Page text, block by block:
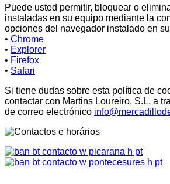
Puede usted permitir, bloquear o
instaladas en su equipo mediante la
opciones del navegador instalado en
• Chrome
• Explorer
• Firefox
• Safari
Si tiene dudas sobre esta política de
contactar con Martins Loureiro, S.L. a
de correo electrónico